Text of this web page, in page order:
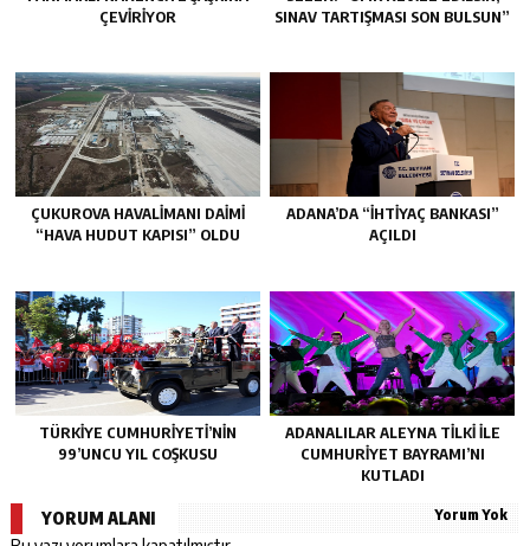
ÇEVİRİYOR
SINAV TARTIŞMASI SON BULSUN”
ÇUKUROVA HAVALİMANI DAİMİ
“HAVA HUDUT KAPISI” OLDU
ADANA’DA “İHTİYAÇ BANKASI”
AÇILDI
TÜRKİYE CUMHURİYETİ’NİN
99’UNCU YIL COŞKUSU
ADANALILAR ALEYNA TİLKİ İLE
CUMHURİYET BAYRAMI’NI
KUTLADI
YORUM ALANI Yorum Yok